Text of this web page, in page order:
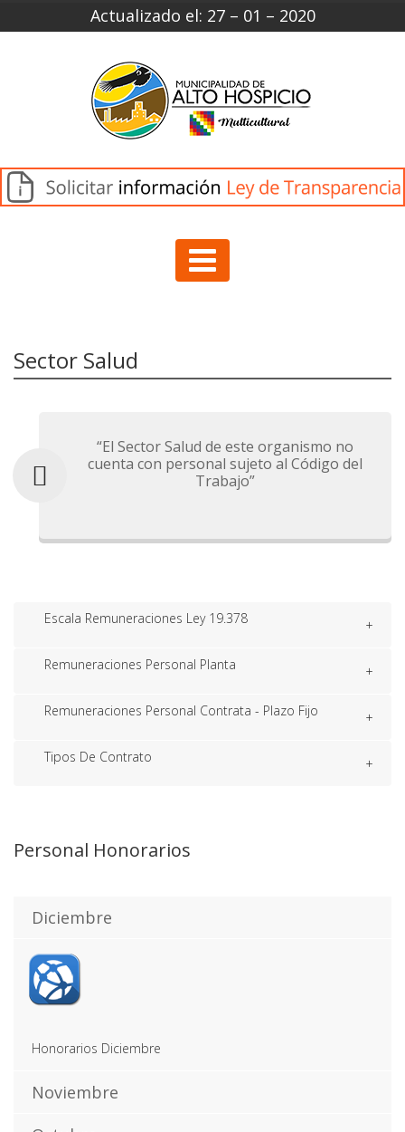
Actualizado el: 27 – 01 – 2020
Sector Salud
“El Sector Salud de este organismo no
cuenta con personal sujeto al Código del
Trabajo”
Escala Remuneraciones Ley 19.378
Remuneraciones Personal Planta
Remuneraciones Personal Contrata - Plazo Fijo
Tipos De Contrato
Personal Honorarios
Diciembre
Honorarios Diciembre
Noviembre